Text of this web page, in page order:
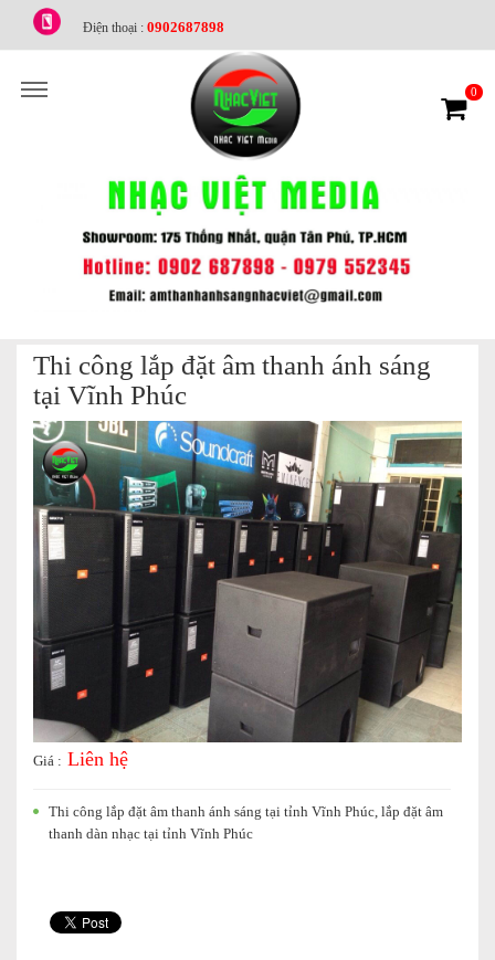
Điện thoại : 0902687898
0
Thi công lắp đặt âm thanh ánh sáng
tại Vĩnh Phúc
Giá : Liên hệ
Thi công lắp đặt âm thanh ánh sáng tại tỉnh Vĩnh Phúc, lắp đặt âm
thanh dàn nhạc tại tỉnh Vĩnh Phúc